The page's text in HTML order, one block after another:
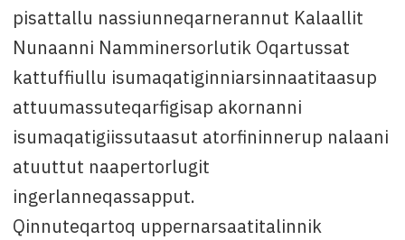
pisattallu nassiunneqarnerannut Kalaallit
Nunaanni Namminersorlutik Oqartussat
kattuffiullu isumaqatiginniarsinnaatitaasup
attuumassuteqarfigisap akornanni
isumaqatigiissutaasut atorfininnerup nalaani
atuuttut naapertorlugit
ingerlanneqassapput.
Qinnuteqartoq uppernarsaatitalinnik